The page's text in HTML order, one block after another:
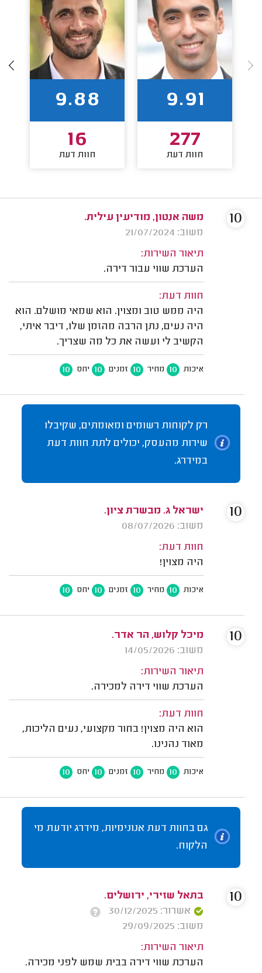
9.91
277
חוות דעת
9.88
16
חוות דעת
משה אנטון, מודיעין עילית.
משוב: 21/07/2024
תיאור השירות:
הערכת שווי עבור דירה.
חוות דעת:
היה ממש טוב ומצוין. הוא שמאי מושלם. הוא
היה נעים, נתן הרבה מהזמן שלו, דיבר איתי,
הקשיב לי ועשה את כל מה שצריך.
איכות 10 מחיר 10 זמנים 10 יחס 10
10
רק לקוחות רשומים ומאומתים, שקיבלו
שירות מהעסק, יכולים לתת חוות דעת
במידרג.
ישראל ג. מבשרת ציון.
משוב: 08/07/2026
חוות דעת:
היה מצוין!
איכות 10 מחיר 10 זמנים 10 יחס 10
10
מיכל קלוש, הר אדר.
משוב: 14/05/2026
תיאור השירות:
הערכת שווי דירה למכירה.
חוות דעת:
הוא היה מצוין! בחור מקצועי, נעים הליכות,
מאוד נהנינו.
איכות 10 מחיר 10 זמנים 10 יחס 10
10
גם בחוות דעת אנונימיות, מידרג יודעת מי
הלקוח.
בתאל שזירי, ירושלים.
אשרור: 30/12/2025
משוב: 29/09/2025
תיאור השירות:
הערכת שווי דירה בבית שמש לפני מכירה.
10